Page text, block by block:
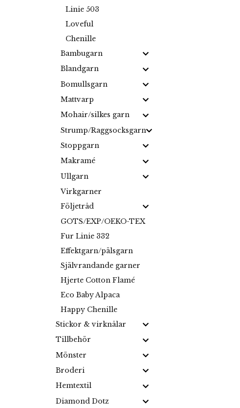
Linie 503
Loveful
Chenille
Bambugarn
Blandgarn
Bomullsgarn
Mattvarp
Mohair/silkes garn
Strump/Raggsocksgarn
Stoppgarn
Makramé
Ullgarn
Virkgarner
Följetråd
GOTS/EXP/OEKO-TEX
Fur Linie 332
Effektgarn/pälsgarn
Självrandande garner
Hjerte Cotton Flamé
Eco Baby Alpaca
Happy Chenille
Stickor & virknålar
Tillbehör
Mönster
Broderi
Hemtextil
Diamond Dotz